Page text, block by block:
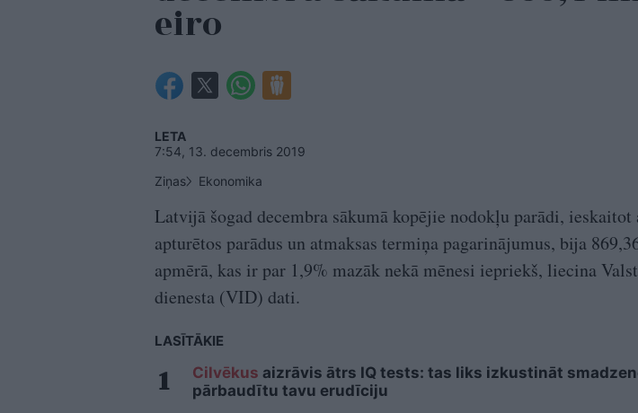
eiro
LETA
7:54, 13. decembris 2019
Ziņas
Ekonomika
Latvijā šogad decembra sākumā kopējie nodokļu parādi, ieskaitot
apturētos parādus un atmaksas termiņa pagarinājumus, bija
apmērā, kas ir par 1,9% mazāk nekā mēnesi iepriekš, liecina
dienesta (VID) dati.
LASĪTĀKIE
Cilvēkus aizrāvis ātrs IQ tests: tas liks izkustināt
pārbaudītu tavu erudīciju